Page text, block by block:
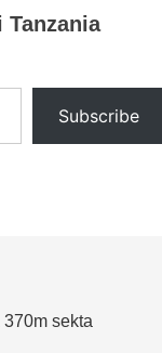
Tanzania
Subscribe
sekta